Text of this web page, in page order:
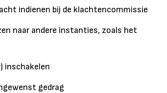
indienen bij de klachtencommissie
naar andere instanties, zoals het
inschakelen
gedrag